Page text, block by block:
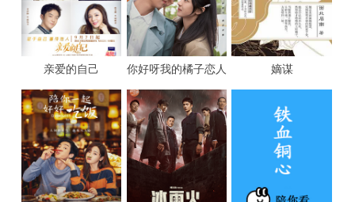
亲爱的自己 你好呀我的橘子恋人 嫡谋